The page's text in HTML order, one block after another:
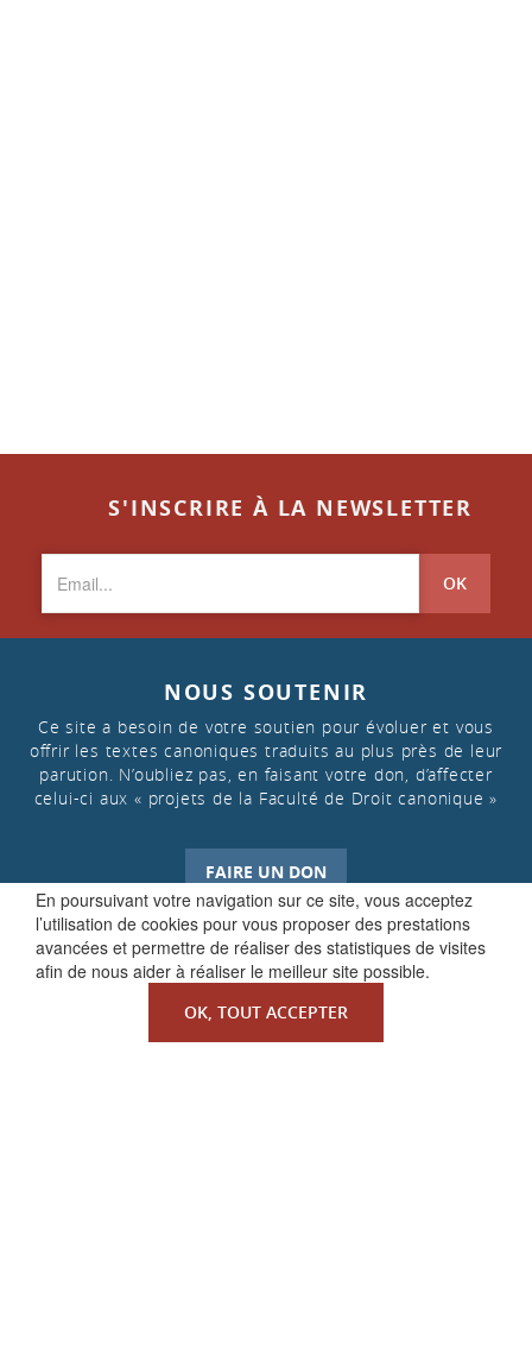
En poursuivant votre navigation sur ce site, vous acceptez
l’utilisation de cookies pour vous proposer des prestations
avancées et permettre de réaliser des statistiques de visites
afin de nous aider à réaliser le meilleur site possible.
OK, TOUT ACCEPTER
S'INSCRIRE À LA NEWSLETTER
OK
NOUS SOUTENIR
Ce site a besoin de votre soutien pour évoluer et vous
offrir les textes canoniques traduits au plus près de leur
parution. N’oubliez pas, en faisant votre don, d’affecter
celui-ci aux « projets de la Faculté de Droit canonique »
FAIRE UN DON